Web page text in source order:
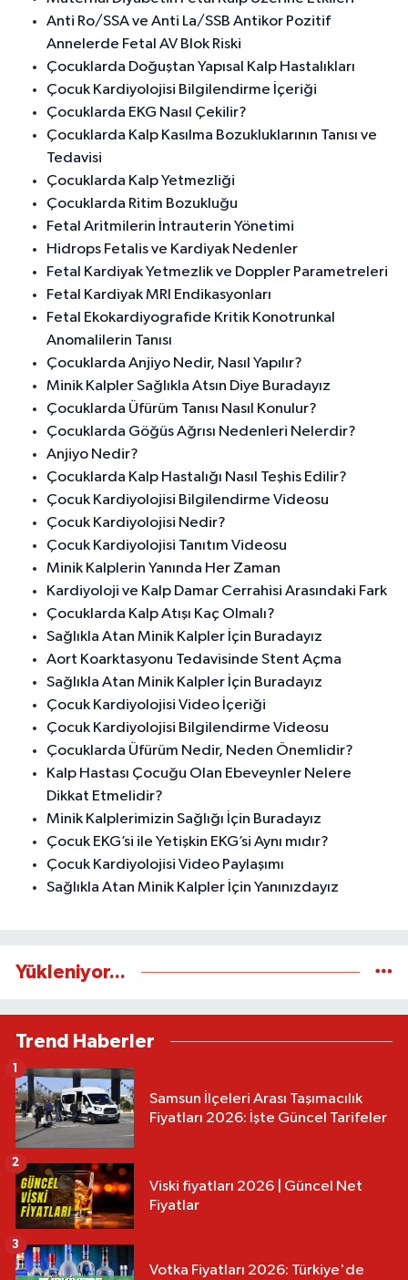
Anti Ro/SSA ve Anti La/SSB Antikor Pozitif
Annelerde Fetal AV Blok Riski
Çocuklarda Doğuştan Yapısal Kalp Hastalıkları
Çocuk Kardiyolojisi Bilgilendirme İçeriği
Çocuklarda EKG Nasıl Çekilir?
Çocuklarda Kalp Kasılma Bozukluklarının Tanısı ve
Tedavisi
Çocuklarda Kalp Yetmezliği
Çocuklarda Ritim Bozukluğu
Fetal Aritmilerin İntrauterin Yönetimi
Hidrops Fetalis ve Kardiyak Nedenler
Fetal Kardiyak Yetmezlik ve Doppler Parametreleri
Fetal Kardiyak MRI Endikasyonları
Fetal Ekokardiyografide Kritik Konotrunkal
Anomalilerin Tanısı
Çocuklarda Anjiyo Nedir, Nasıl Yapılır?
Minik Kalpler Sağlıkla Atsın Diye Buradayız
Çocuklarda Üfürüm Tanısı Nasıl Konulur?
Çocuklarda Göğüs Ağrısı Nedenleri Nelerdir?
Anjiyo Nedir?
Çocuklarda Kalp Hastalığı Nasıl Teşhis Edilir?
Çocuk Kardiyolojisi Bilgilendirme Videosu
Çocuk Kardiyolojisi Nedir?
Çocuk Kardiyolojisi Tanıtım Videosu
Minik Kalplerin Yanında Her Zaman
Kardiyoloji ve Kalp Damar Cerrahisi Arasındaki Fark
Çocuklarda Kalp Atışı Kaç Olmalı?
Sağlıkla Atan Minik Kalpler İçin Buradayız
Aort Koarktasyonu Tedavisinde Stent Açma
Sağlıkla Atan Minik Kalpler İçin Buradayız
Çocuk Kardiyolojisi Video İçeriği
Çocuk Kardiyolojisi Bilgilendirme Videosu
Çocuklarda Üfürüm Nedir, Neden Önemlidir?
Kalp Hastası Çocuğu Olan Ebeveynler Nelere
Dikkat Etmelidir?
Minik Kalplerimizin Sağlığı İçin Buradayız
Çocuk EKG’si ile Yetişkin EKG’si Aynı mıdır?
Çocuk Kardiyolojisi Video Paylaşımı
Sağlıkla Atan Minik Kalpler İçin Yanınızdayız
Yükleniyor...
Trend Haberler
Samsun İlçeleri Arası Taşımacılık
Fiyatları 2026: İşte Güncel Tarifeler
1
Viski fiyatları 2026 | Güncel Net
Fiyatlar
2
Votka Fiyatları 2026: Türkiye'de
3